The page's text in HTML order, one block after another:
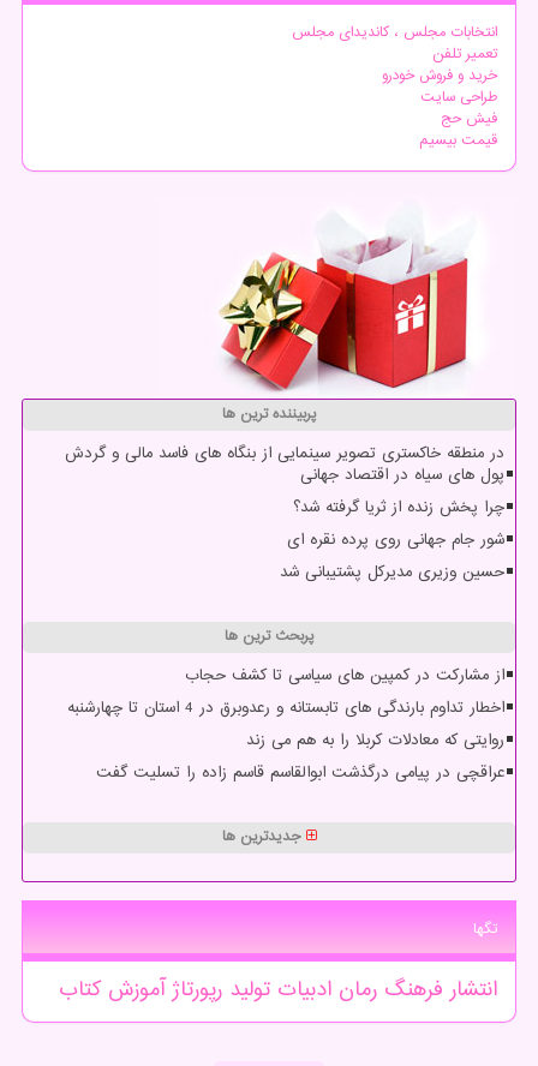
انتخابات مجلس ، کاندیدای مجلس
تعمیر تلفن
خرید و فروش خودرو
طراحی سایت
فیش حج
قیمت بیسیم
پربیننده ترین ها
در منطقه خاکستری تصویر سینمایی از بنگاه های فاسد مالی و گردش
پول های سیاه در اقتصاد جهانی
چرا پخش زنده از ثریا گرفته شد؟
شور جام جهانی روی پرده نقره ای
حسین وزیری مدیرکل پشتیبانی شد
پربحث ترین ها
از مشارکت در کمپین های سیاسی تا کشف حجاب
اخطار تداوم بارندگی های تابستانه و رعدوبرق در 4 استان تا چهارشنبه
روایتی که معادلات کربلا را به هم می زند
عراقچی در پیامی درگذشت ابوالقاسم قاسم زاده را تسلیت گفت
جدیدترین ها
تگها
انتشار فرهنگ رمان ادبیات تولید رپورتاژآموزشكتاب